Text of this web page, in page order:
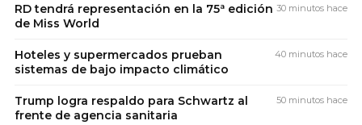
RD tendrá representación en la 75ª edición
de Miss World
30 minutos hace
Hoteles y supermercados prueban
sistemas de bajo impacto climático
40 minutos hace
Trump logra respaldo para Schwartz al
frente de agencia sanitaria
50 minutos hace